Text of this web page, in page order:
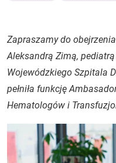
Zapraszamy do
Aleksandrą Zimą,
Wojewódzkiego Szpitala
pełniła funkcję
Hematologów i